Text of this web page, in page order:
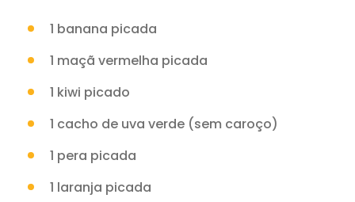
1 banana picada
1 maçã vermelha picada
1 kiwi picado
1 cacho de uva verde (sem caroço)
1 pera picada
1 laranja picada